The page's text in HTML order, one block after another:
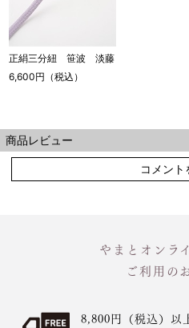
正絹三分紐 笹波 淡藤
6,600円（税込）
商品レビュー
コメント
やまとオンラ
ご利用の
8,800円（税込）以